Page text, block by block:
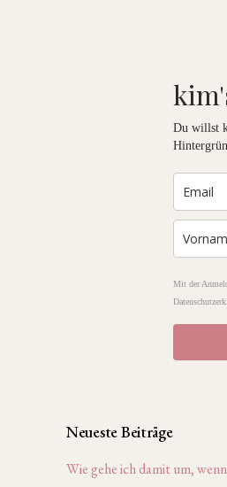
Du willst
Mit der
Neueste Beiträge
Wie gehe ich damit um,